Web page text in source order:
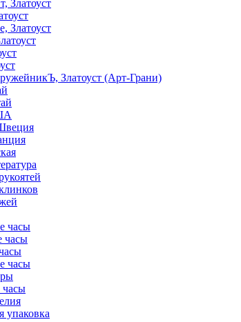
Златоуст
Златоуст
Златоуст (Арт-Грани)
часы
часы
часы
часы
упаковка